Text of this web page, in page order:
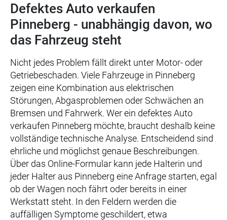
Defektes Auto verkaufen
Pinneberg - unabhängig davon, wo
das Fahrzeug steht
Nicht jedes Problem fällt direkt unter Motor- oder
Getriebeschaden. Viele Fahrzeuge in Pinneberg
zeigen eine Kombination aus elektrischen
Störungen, Abgasproblemen oder Schwächen an
Bremsen und Fahrwerk. Wer ein defektes Auto
verkaufen Pinneberg möchte, braucht deshalb keine
vollständige technische Analyse. Entscheidend sind
ehrliche und möglichst genaue Beschreibungen.
Über das Online-Formular kann jede Halterin und
jeder Halter aus Pinneberg eine Anfrage starten, egal
ob der Wagen noch fährt oder bereits in einer
Werkstatt steht. In den Feldern werden die
auffälligen Symptome geschildert, etwa